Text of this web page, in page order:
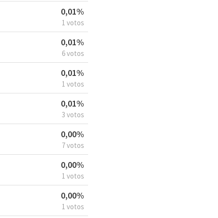
0,01%
1 votos
0,01%
6 votos
0,01%
1 votos
0,01%
3 votos
0,00%
7 votos
0,00%
1 votos
0,00%
1 votos